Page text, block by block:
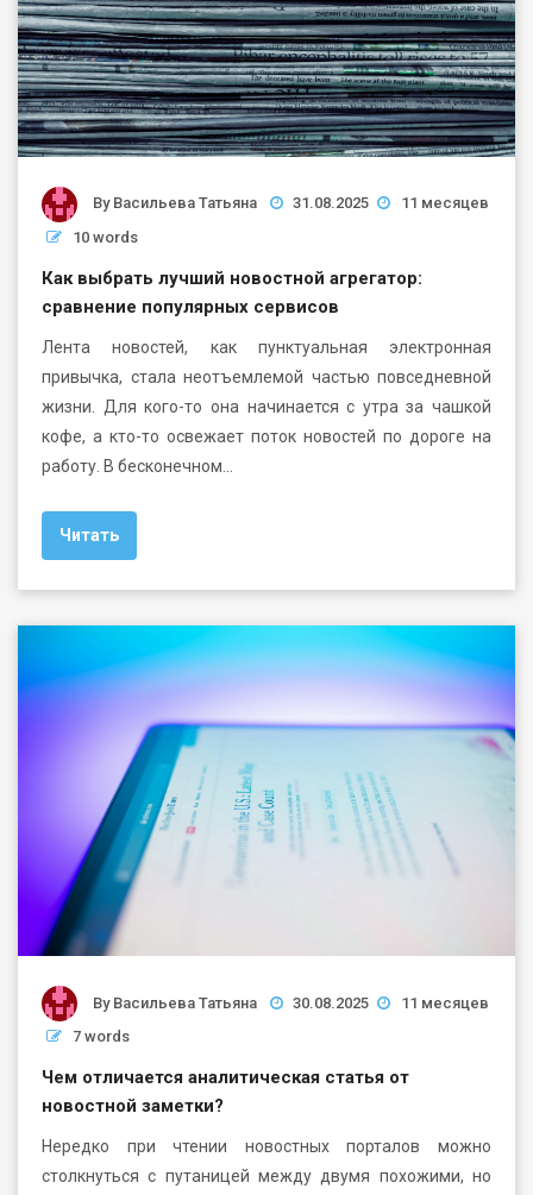
By Васильева Татьяна 31.08.2025
11 месяцев
10 words
Как выбрать лучший новостной агрегатор:
сравнение популярных сервисов
Лента новостей, как пунктуальная электронная
привычка, стала неотъемлемой частью повседневной
жизни. Для кого-то она начинается с утра за чашкой
кофе, а кто-то освежает поток новостей по дороге на
работу. В бесконечном…
Читать
By Васильева Татьяна 30.08.2025
11 месяцев
7 words
Чем отличается аналитическая статья от
новостной заметки?
Нередко при чтении новостных порталов можно
столкнуться с путаницей между двумя похожими, но